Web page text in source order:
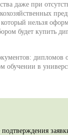
даже при
нельзя
будет купить
дипломов
обучении в